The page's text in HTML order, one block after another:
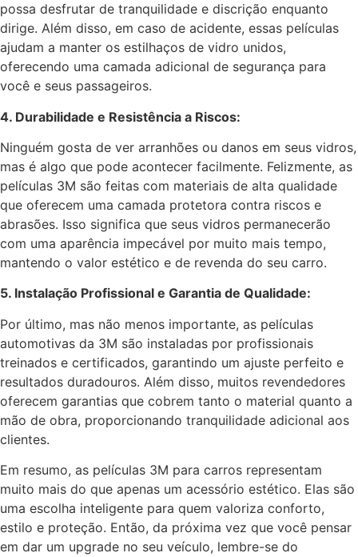
possa desfrutar de tranquilidade e discrição enquanto
dirige. Além disso, em caso de acidente, essas películas
ajudam a manter os estilhaços de vidro unidos,
oferecendo uma camada adicional de segurança para
você e seus passageiros.
4. Durabilidade e Resistência a Riscos:
Ninguém gosta de ver arranhões ou danos em seus vidros,
mas é algo que pode acontecer facilmente. Felizmente, as
películas 3M são feitas com materiais de alta qualidade
que oferecem uma camada protetora contra riscos e
abrasões. Isso significa que seus vidros permanecerão
com uma aparência impecável por muito mais tempo,
mantendo o valor estético e de revenda do seu carro.
5. Instalação Profissional e Garantia de Qualidade:
Por último, mas não menos importante, as películas
automotivas da 3M são instaladas por profissionais
treinados e certificados, garantindo um ajuste perfeito e
resultados duradouros. Além disso, muitos revendedores
oferecem garantias que cobrem tanto o material quanto a
mão de obra, proporcionando tranquilidade adicional aos
clientes.
Em resumo, as películas 3M para carros representam
muito mais do que apenas um acessório estético. Elas são
uma escolha inteligente para quem valoriza conforto,
estilo e proteção. Então, da próxima vez que você pensar
em dar um upgrade no seu veículo, lembre-se do